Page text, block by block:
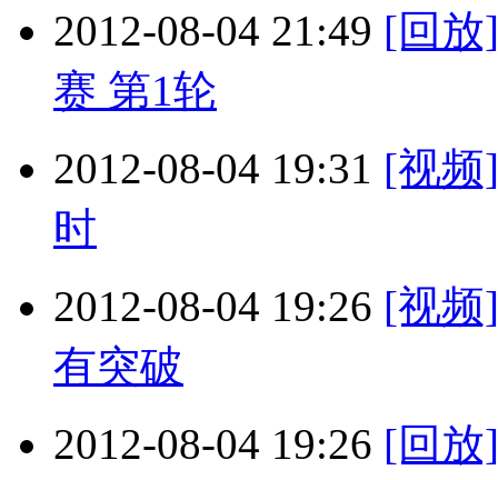
2012-08-04 21:49 [回放
赛 第1轮
2012-08-04 19:31 [视频
时
2012-08-04 19:26 [视频
有突破
2012-08-04 19:26 [回放